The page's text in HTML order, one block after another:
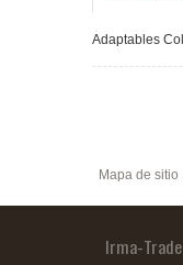
Adaptables
Mapa de sitio
Irma-Trade